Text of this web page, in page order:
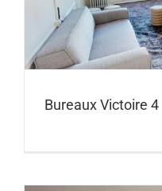
Bureaux Victoire 4